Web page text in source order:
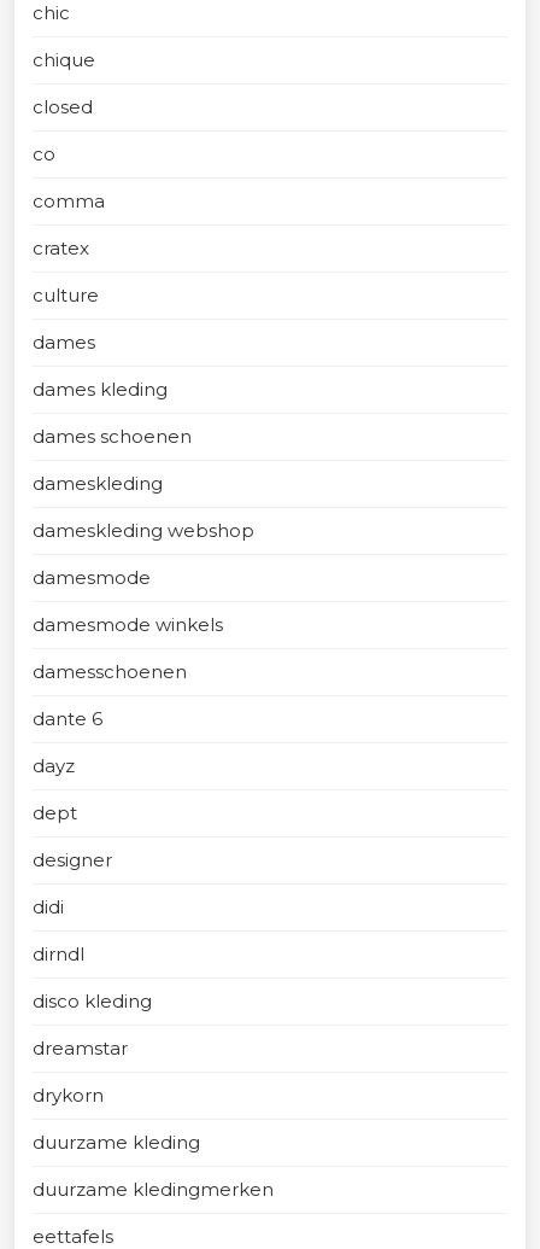
chic
chique
closed
co
comma
cratex
culture
dames
dames kleding
dames schoenen
dameskleding
dameskleding webshop
damesmode
damesmode winkels
damesschoenen
dante 6
dayz
dept
designer
didi
dirndl
disco kleding
dreamstar
drykorn
duurzame kleding
duurzame kledingmerken
eettafels